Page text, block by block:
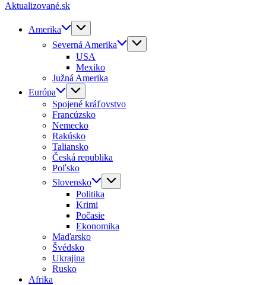
Aktualizované.sk
Amerika
Severná Amerika
USA
Mexiko
Južná Amerika
Európa
Spojené kráľovstvo
Francúzsko
Nemecko
Rakúsko
Taliansko
Česká republika
Poľsko
Slovensko
Politika
Krimi
Počasie
Ekonomika
Maďarsko
Švédsko
Ukrajina
Rusko
Afrika